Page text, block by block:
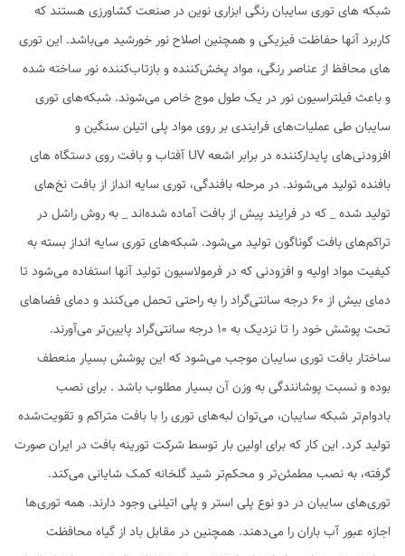
شبکه های توری سایبان رنگی ابزاری نوین در صنعت کشاورزی هستند که
کاربرد آنها حفاظت فیزیکی و همچنین اصلاح نور خورشید می‌باشد. این توری
های محافظ از عناصر رنگی، مواد پخش‌کننده و بازتاب‌کننده نور ساخته شده
و باعث فیلتراسیون نور در یک طول موج خاص می‌شوند. شبکه‌های توری
سایبان طی عملیات‌های فرایندی بر روی مواد پلی اتیلن سنگین و
افزودنی‌های پایدارکننده در برابر اشعه UV آفتاب و بافت روی دستگاه های
بافنده تولید می‌شوند. در مرحله بافندگی، توری سایه انداز از بافت نخ‌های
تولید شده _ که در فرایند پیش از بافت آماده شده‌اند _ به روش راشل در
تراکم‌های بافت گوناگون تولید می‌شود. شبکه‌های توری‌ سایه انداز بسته به
کیفیت مواد اولیه و افزودنی که در فرمولاسیون تولید آنها استفاده می‌شود تا
دمای بیش از 60 درجه سانتی‌گراد را به راحتی تحمل می‌کنند و دمای فضاهای
تحت پوشش خود را تا نزدیک به 10 درجه سانتی‌گراد پایین‌تر می‌آورند.
ساختار بافت توری سایبان موجب می‌شود که این پوشش بسیار منعطف
بوده و نسبت پوشانندگی به وزن آن بسیار مطلوب باشد . برای نصب
بادوام‌تر شبکه سایبان، می‌توان لبه‌های توری را با بافت متراکم و تقویت‌شده
تولید کرد. این کار که برای اولین بار توسط شرکت تورینه بافت در ایران صورت
گرفته، به نصب مطمئن‌تر و محکم‌تر شید گلخانه کمک شایانی می‌کند.
توری‌های سایبان در دو نوع پلی استر و پلی اتیلنی وجود دارند. همه توری‌ها
اجازه عبور آب باران را می‌دهند. همچنین در مقابل باد از گیاه محافظت